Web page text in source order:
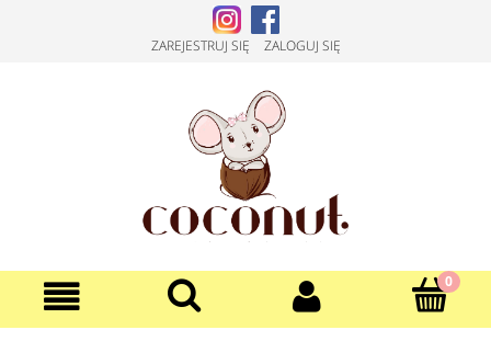
ZAREJESTRUJ SIĘ ZALOGUJ SIĘ